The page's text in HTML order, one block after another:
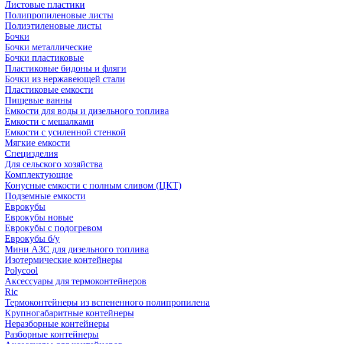
Листовые пластики
Полипропиленовые листы
Полиэтиленовые листы
Бочки
Бочки металлические
Бочки пластиковые
Пластиковые бидоны и фляги
Бочки из нержавеющей стали
Пластиковые емкости
Пищевые ванны
Емкости для воды и дизельного топлива
Емкости с мешалками
Емкости с усиленной стенкой
Мягкие емкости
Специзделия
Для сельского хозяйства
Комплектующие
Конусные емкости с полным сливом (ЦКТ)
Подземные емкости
Еврокубы
Еврокубы новые
Еврокубы с подогревом
Еврокубы б/у
Мини АЗС для дизельного топлива
Изотермические контейнеры
Polycool
Аксессуары для термоконтейнеров
Ric
Термоконтейнеры из вспененного полипропилена
Крупногабаритные контейнеры
Неразборные контейнеры
Разборные контейнеры